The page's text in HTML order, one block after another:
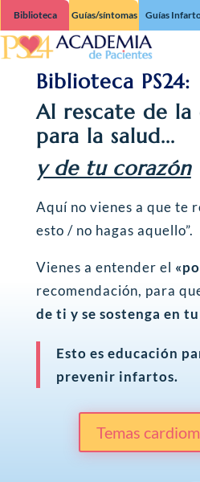
Biblioteca Guías/síntomas Guías
Biblioteca PS24:
Al rescate de la
para la salud...
y de tu corazón
Aquí no vienes a que te
esto / no hagas aquello”.
Vienes a entender el
recomendación, para
de ti y se sostenga en
Esto es educación
prevenir infartos.
Temas